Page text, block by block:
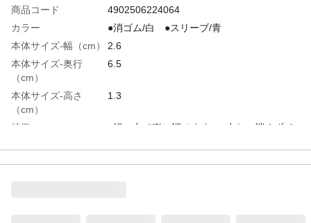
商品コード
4902506224064
カラー
●消ゴム/白 ●スリーブ/青
本体サイズ-幅（cm）
2.6
本体サイズ-奥行
（cm）
6.5
本体サイズ-高さ
（cm）
1.3
特徴
●軽い力で楽に消せます ●少ない消くずで